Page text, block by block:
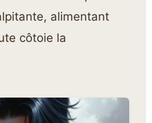
alimentant
côtoie la